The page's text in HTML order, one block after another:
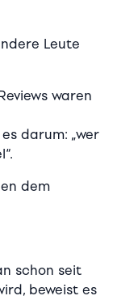
Leute
waren
darum: „wer
dem
schon seit
beweist es